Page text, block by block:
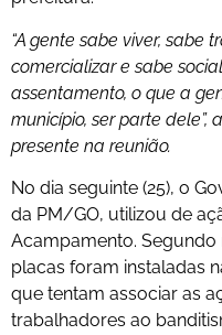
“A gente sabe viver, sabe
comercializar e sabe
assentamento, o que a
município, ser parte dele”,
presente na reunião.
No dia seguinte (25), o
da PM/GO, utilizou de
Acampamento. Segundo
placas foram instaladas
que tentam associar as
trabalhadores ao